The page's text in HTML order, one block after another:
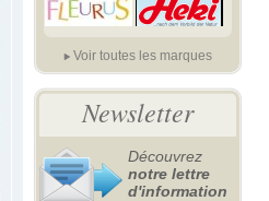
Voir toutes les marques
Newsletter
Découvrez
notre lettre
d'information